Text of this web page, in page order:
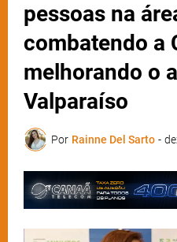
pessoas na
combatendo a
melhorando o
Valparaíso
Por Rainne Del Sarto -